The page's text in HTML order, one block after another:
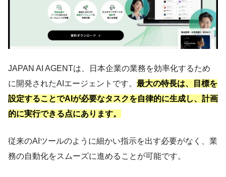
JAPAN AI AGENTは、日本企業の業務を効率化するため
に開発されたAIエージェントです。 最大の特長は、目標を
設定することでAIが必要なタスクを自律的に生成し、計画
的に実行できる点にあります。
従来のAIツールのように細かい指示を出す必要がなく、業
務の自動化をスムーズに進めることが可能です。